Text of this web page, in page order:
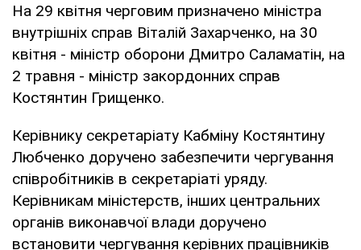
На 29 квітня черговим призначено міністра
внутрішніх справ Віталій Захарченко, на 30
квітня - міністр оборони Дмитро Саламатін, на
2 травня - міністр закордонних справ
Костянтин Грищенко.
Керівнику секретаріату Кабміну Костянтину
Любченко доручено забезпечити чергування
співробітників в секретаріаті уряду.
Керівникам міністерств, інших центральних
органів виконавчої влади доручено
встановити чергування керівних працівників